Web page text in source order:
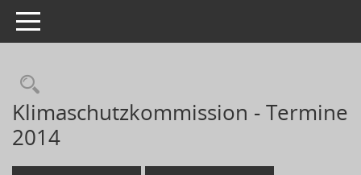
Toggle navigation
Klimaschutzkommission - Termine
2014